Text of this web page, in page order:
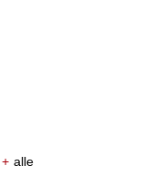
+ alle